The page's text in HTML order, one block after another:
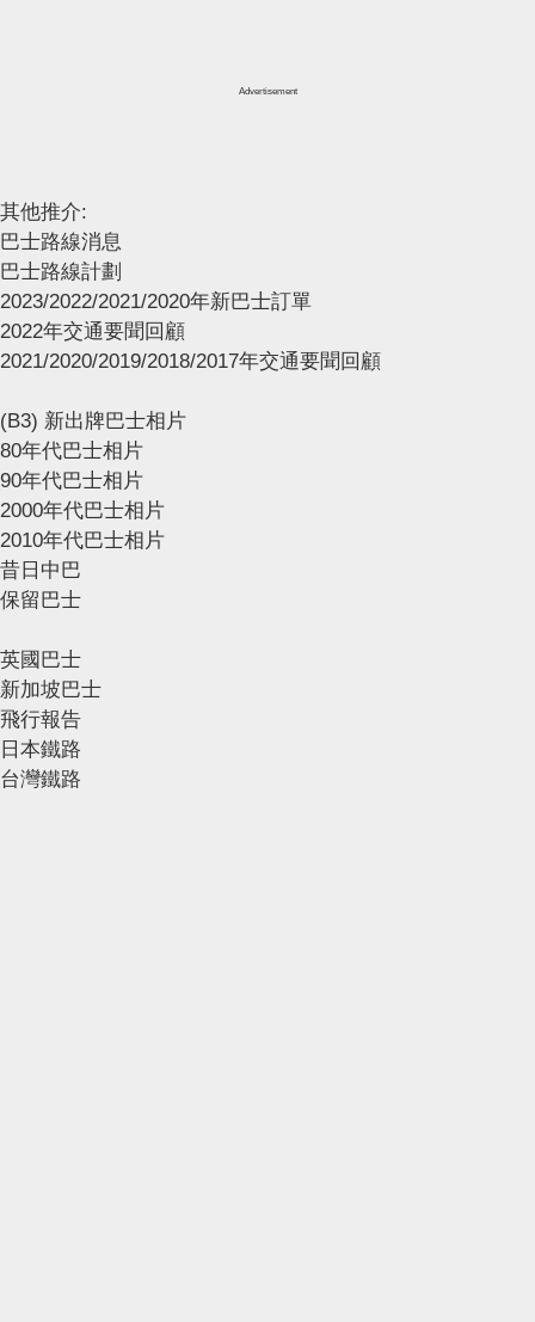
Advertisement
其他推介:
巴士路線消息
巴士路線計劃
2023/2022/2021/2020年新巴士訂單
2022年交通要聞回顧
2021/2020/2019/2018/2017年交通要聞回顧
(B3) 新出牌巴士相片
80年代巴士相片
90年代巴士相片
2000年代巴士相片
2010年代巴士相片
昔日中巴
保留巴士
英國巴士
新加坡巴士
飛行報告
日本鐵路
台灣鐵路